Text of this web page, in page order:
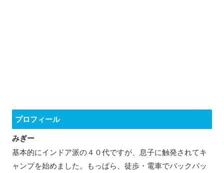
プロフィール
みぎー
基本的にインドア派の４０代ですが、息子に触発されてキ
ャンプを始めました。もっぱら、徒歩・電車でバックパッ